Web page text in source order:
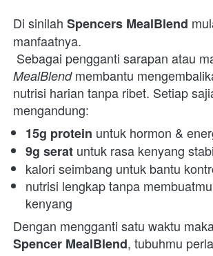
Di sinilah Spencers MealBlend
manfaatnya.
MealBlend membantu
nutrisi harian tanpa ribet. Setiap
mengandung:
15g protein untuk hormon &
9g serat untuk rasa kenyang
kalori seimbang untuk bantu
nutrisi lengkap tanpa
kenyang
Spencer MealBlend, tubuhmu